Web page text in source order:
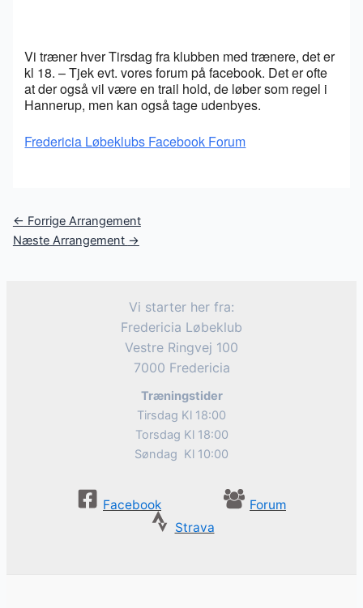
Vi træner hver Tirsdag fra klubben med trænere, det er
kl 18. – Tjek evt. vores forum på facebook. Det er ofte
at der også vil være en trail hold, de løber som regel i
Hannerup, men kan også tage udenbyes.
Fredericia Løbeklubs Facebook Forum
Post
navigation
← Forrige Arrangement
Næste Arrangement →
Vi starter her fra:
Fredericia Løbeklub
Vestre Ringvej 100
7000 Fredericia
Træningstider
Tirsdag Kl 18:00
Torsdag Kl 18:00
Søndag Kl 10:00
Facebook
Forum
Strava